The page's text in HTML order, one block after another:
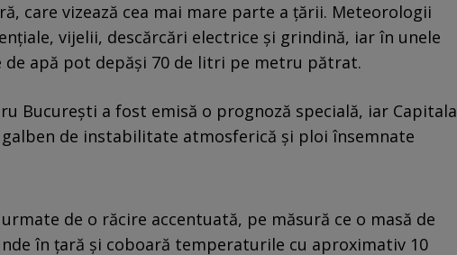
care vizează cea mai mare parte a țării. Meteorologii
vijelii, descărcări electrice și grindină, iar în unele
de apă pot depăși 70 de litri pe metru pătrat.
București a fost emisă o prognoză specială, iar Capitala
galben de instabilitate atmosferică și ploi însemnate
de o răcire accentuată, pe măsură ce o masă de
în țară și coboară temperaturile cu aproximativ 10